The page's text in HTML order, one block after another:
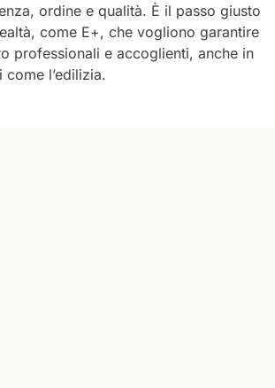
ordine e qualità. È il passo giusto
come E+, che vogliono garantire
professionali e accoglienti, anche in
l’edilizia.